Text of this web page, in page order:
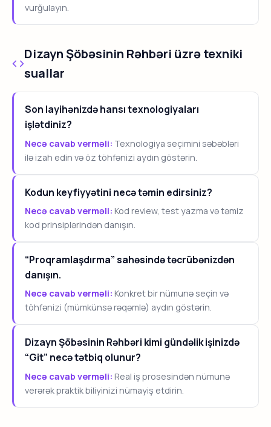
vurğulayın.
Dizayn Şöbəsinin Rəhbəri üzrə texniki
suallar
Son layihənizdə hansı texnologiyaları
işlətdiniz?
Necə cavab verməli: Texnologiya seçimini səbəbləri
ilə izah edin və öz töhfənizi aydın göstərin.
Kodun keyfiyyətini necə təmin edirsiniz?
Necə cavab verməli: Kod review, test yazma və təmiz
kod prinsiplərindən danışın.
“Proqramlaşdırma” sahəsində təcrübənizdən
danışın.
Necə cavab verməli: Konkret bir nümunə seçin və
töhfənizi (mümkünsə rəqəmlə) aydın göstərin.
Dizayn Şöbəsinin Rəhbəri kimi gündəlik işinizdə
“Git” necə tətbiq olunur?
Necə cavab verməli: Real iş prosesindən nümunə
verərək praktik biliyinizi nümayiş etdirin.